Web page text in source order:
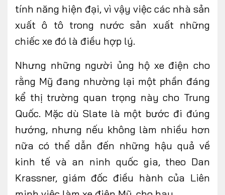
tính năng hiện đại, vì vậy việc các nhà sản
xuất ô tô trong nước sản xuất những
chiếc xe đó là điều hợp lý.
Nhưng những người ủng hộ xe điện cho
rằng Mỹ đang nhường lại một phần đáng
kể thị trường quan trọng này cho Trung
Quốc. Mặc dù Slate là một bước đi đúng
hướng, nhưng nếu không làm nhiều hơn
nữa có thể dẫn đến những hậu quả về
kinh tế và an ninh quốc gia, theo Dan
Krassner, giám đốc điều hành của Liên